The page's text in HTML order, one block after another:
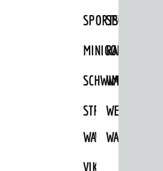
SPORTSTÄTTEN
MINIGOLFRADFAHREN
SCHWIMMEN
STRANDBAD
WAIDSEE
TSG
VIKTOR-
WANDERN
WEINHEIMER